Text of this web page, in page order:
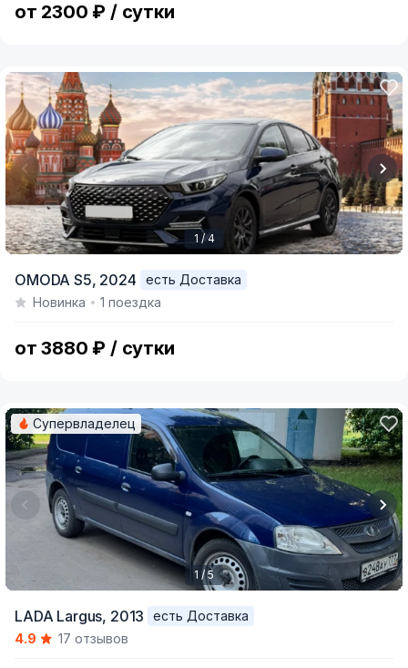
от 2300 ₽ / сутки
of
1 / 4
OMODA S5, 2024
есть Доставка
Новинка
1 поездка
от 3880 ₽ / сутки
of
Супервладелец
1 / 5
LADA Largus, 2013
есть Доставка
4.9
17 отзывов